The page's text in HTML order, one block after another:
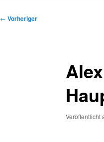
Beitragsnavigation
← Vorheriger
Veröffentlicht